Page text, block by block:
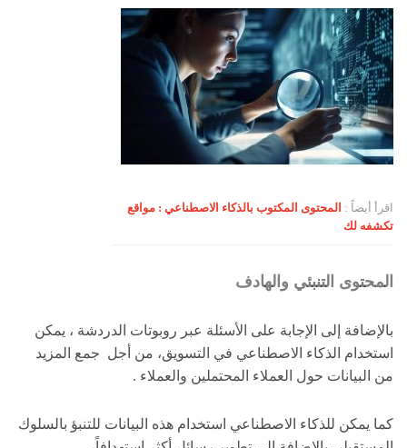
اقرأ أيضاً : المحتوى المكتوب بالذكاء الاصطناعي : مواقع
تكشفه لك
المحتوى التنبئي والهادف
بالإضافة إلى الإجابة على الأسئلة عبر روبوتات الدردشة ، يمكن
استخدام الذكاء الاصطناعي في التسويق، من أجل جمع المزيد
من البيانات حول العملاء المحتملين والعملاء .
كما يمكن للذكاء الاصطناعي استخدام هذه البيانات للتنبؤ بالسلوك